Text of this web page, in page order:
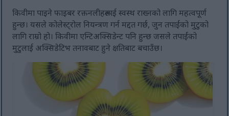
किवीमा पाइने फाइबर रक्तनलीहरूलाई स्वस्थ राख्नको लागि महत्वपूर्ण
हुन्छ। यसले कोलेस्ट्रोल नियन्त्रण गर्न मद्दत गर्छ, जुन तपाईंको मुटुको
लागि राम्रो हो। किवीमा एन्टिअक्सिडेन्ट पनि हुन्छ जसले तपाईंको
मुटुलाई अक्सिडेटिभ तनावबाट हुने क्षतिबाट बचाउँछ।